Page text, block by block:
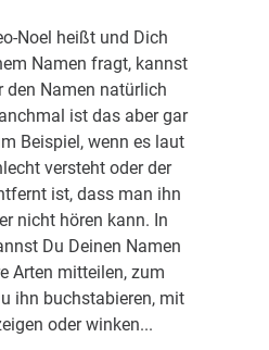
Noel heißt und Dich
Namen fragt, kannst
den Namen natürlich
ist das aber gar
Beispiel, wenn es laut
versteht oder der
ist, dass man ihn
nicht hören kann. In
Du Deinen Namen
Arten mitteilen, zum
ihn buchstabieren, mit
oder winken...